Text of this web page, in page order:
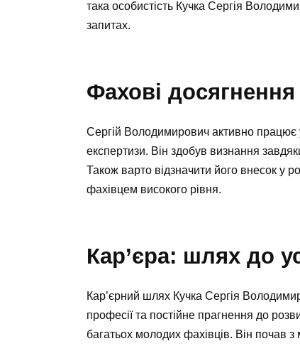
така особистість Кучка Сергія
запитах.
Фахові досягнення
Сергій Володимирович активно працює
експертизи. Він здобув визнання
Також варто відзначити його внесок у
фахівцем високого рівня.
Кар’єра: шлях до
Кар’єрний шлях Кучка Сергія
професії та постійне прагнення до
багатьох молодих фахівців. Він почав